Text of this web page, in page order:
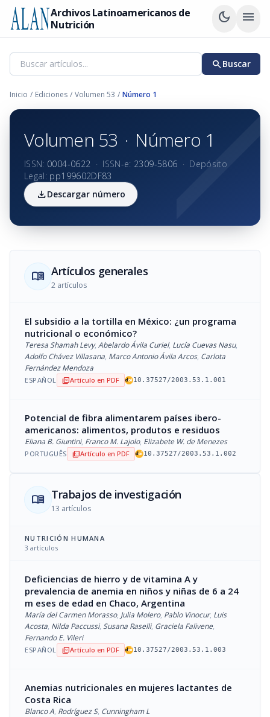
Archivos Latinoamericanos de
Nutrición
dark_mode menu
searchBuscar
Inicio / Ediciones / Volumen 53 / Número 1
Volumen 53 · Número 1
ISSN: 0004-0622 · ISSN-e: 2309-5806 · Depósito
Legal: pp199602DF83
downloadDescargar número
menu_book Artículos generales
2 artículos
El subsidio a la tortilla en México: ¿un programa
nutricional o económico?
Teresa Shamah Levy, Abelardo Ávila Curiel, Lucía Cuevas Nasu,
Adolfo Chávez Villasana, Marco Antonio Ávila Arcos, Carlota
Fernández Mendoza
ESPAÑOL picture_as_pdfArtículo en PDF 10.37527/2003.53.1.001
Potencial de fibra alimentarem países ibero-
americanos: alimentos, produtos e residuos
Eliana B. Giuntini, Franco M. Lajolo, Elizabete W. de Menezes
PORTUGUÊS picture_as_pdfArtículo en PDF 10.37527/2003.53.1.002
menu_book Trabajos de investigación
13 artículos
NUTRICIÓN HUMANA
3 artículos
Deficiencias de hierro y de vitamina A y
prevalencia de anemia en niños y niñas de 6 a 24
m eses de edad en Chaco, Argentina
María del Carmen Morasso, Julia Molero, Pablo Vinocur, Luis
Acosta, Nilda Paccussi, Susana Raselli, Graciela Falivene,
Fernando E. Vileri
ESPAÑOL picture_as_pdfArtículo en PDF 10.37527/2003.53.1.003
Anemias nutricionales en mujeres lactantes de
Costa Rica
Blanco A, Rodríguez S, Cunningham L